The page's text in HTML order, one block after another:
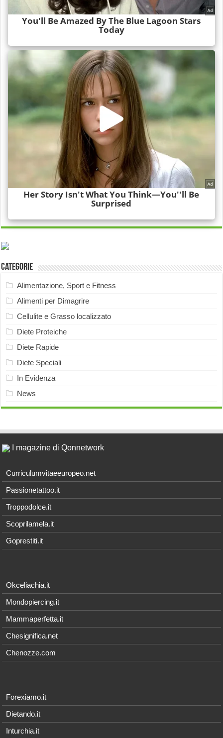
Categorie
Alimentazione, Sport e Fitness
Alimenti per Dimagrire
Cellulite e Grasso localizzato
Diete Proteiche
Diete Rapide
Diete Speciali
In Evidenza
News
I magazine di Qonnetwork
Curriculumvitaeeuropeo.net
Passionetattoo.it
Troppodolce.it
Scoprilamela.it
Goprestiti.it
Okceliachia.it
Mondopiercing.it
Mammaperfetta.it
Chesignifica.net
Chenozze.com
Forexiamo.it
Dietando.it
Inturchia.it